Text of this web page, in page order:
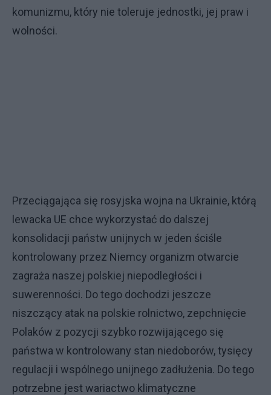
komunizmu, który nie toleruje jednostki, jej praw i
wolności.
Przeciągająca się rosyjska wojna na Ukrainie, którą
lewacka UE chce wykorzystać do dalszej
konsolidacji państw unijnych w jeden ściśle
kontrolowany przez Niemcy organizm otwarcie
zagraża naszej polskiej niepodległości i
suwerenności. Do tego dochodzi jeszcze
niszczący atak na polskie rolnictwo, zepchnięcie
Polaków z pozycji szybko rozwijającego się
państwa w kontrolowany stan niedoborów, tysięcy
regulacji i wspólnego unijnego zadłużenia. Do tego
potrzebne jest wariactwo klimatyczne